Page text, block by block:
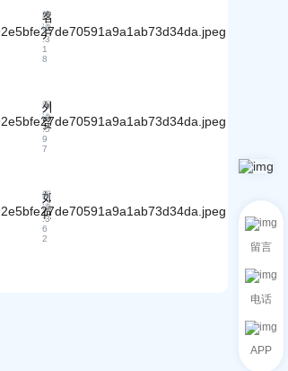
些
基
本
业
知
识
和
？
题
及
应
对
否
提
供
系
培
训
？
培
容
一
般
客
户
急
需
品
但
产
能
怎
么
办
？
阅
读
:3
1
8
外
贸
行
业
入
行
门
槛
阅
读
:5
9
7
如
何
选
择
阅
读
:3
6
2
留言
电话
APP